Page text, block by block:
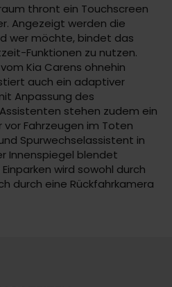
thront ein Touchscreen
Angezeigt werden die
wer möchte, bindet das
Funktionen zu nutzen.
Kia Carens ohnehin
auch ein adaptiver
Anpassung des
stehen zudem ein
vor Fahrzeugen im Toten
Spurwechselassistent in
Innenspiegel blendet
wird sowohl durch
durch eine Rückfahrkamera